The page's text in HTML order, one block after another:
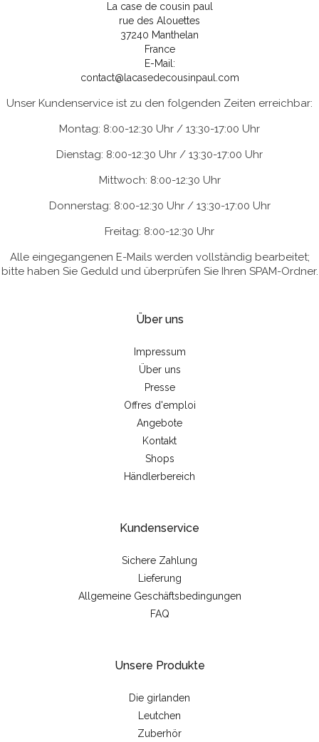
La case de cousin paul
rue des Alouettes
37240 Manthelan
France
E-Mail:
contact@lacasedecousinpaul.com
Unser Kundenservice ist zu den folgenden Zeiten erreichbar:
Montag: 8:00-12:30 Uhr / 13:30-17:00 Uhr
Dienstag: 8:00-12:30 Uhr / 13:30-17:00 Uhr
Mittwoch: 8:00-12:30 Uhr
Donnerstag: 8:00-12:30 Uhr / 13:30-17:00 Uhr
Freitag: 8:00-12:30 Uhr
Alle eingegangenen E-Mails werden vollständig bearbeitet;
bitte haben Sie Geduld und überprüfen Sie Ihren SPAM-Ordner.
Über uns
Impressum
Über uns
Presse
Offres d'emploi
Angebote
Kontakt
Shops
Händlerbereich
Kundenservice
Sichere Zahlung
Lieferung
Allgemeine Geschäftsbedingungen
FAQ
Unsere Produkte
Die girlanden
Leutchen
Zuberhör